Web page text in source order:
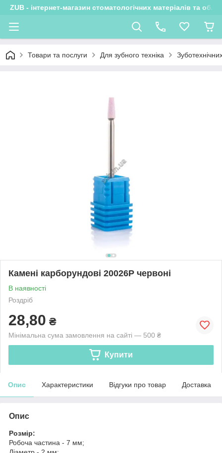
ZUB - інтернет-магазин стоматологічних матеріалів та
Товари та послуги Для зубного техніка
Камені карборундові 20026P червоні
В наявності
Роздріб
28,80 ₴
Мінімальна сума замовлення на сайті — 500 ₴
Купити
Опис Характеристики Відгуки про товар Доставка
Опис
Розмір:
Робоча частина - 7 мм;